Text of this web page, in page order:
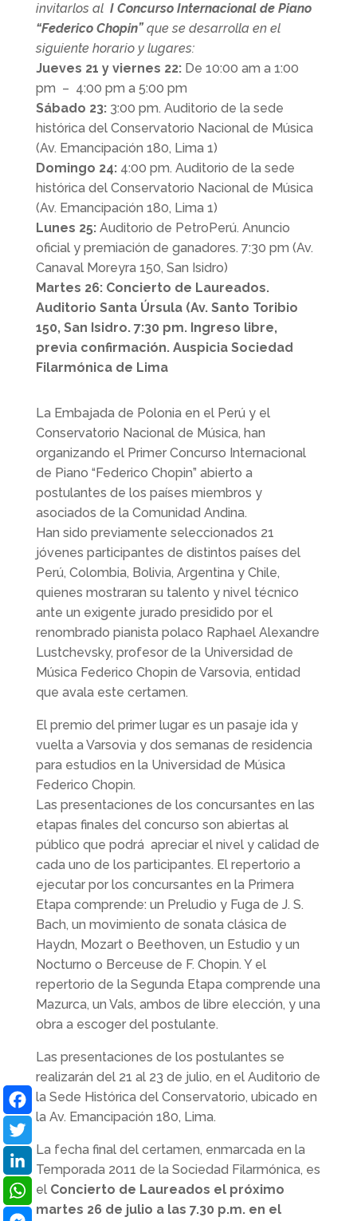
invitarlos al I Concurso Internacional de Piano
“Federico Chopin”que se desarrolla en el
siguiente horario y lugares:
Jueves 21 y viernes 22: De 10:00 am a 1:00
pm – 4:00 pm a 5:00 pm
Sábado 23:3:00 pm. Auditorio de la sede
histórica del Conservatorio Nacional de Música
(Av. Emancipación 180, Lima 1)
Domingo 24: 4:00 pm. Auditorio de la sede
histórica del Conservatorio Nacional de Música
(Av. Emancipación 180, Lima 1)
Lunes 25: Auditorio de PetroPerú. Anuncio
oficial y premiación de ganadores. 7:30 pm (Av.
Canaval Moreyra 150, San Isidro)
Martes 26:Concierto de Laureados.
Auditorio Santa Úrsula (Av. Santo Toribio
150, San Isidro. 7:30 pm. Ingreso libre,
previa confirmación. Auspicia Sociedad
Filarmónica de Lima
La Embajada de Polonia en el Perú y el
Conservatorio Nacional de Música, han
organizando el Primer Concurso Internacional
de Piano “Federico Chopin” abierto a
postulantes de los países miembros y
asociados de la Comunidad Andina.
Han sido previamente seleccionados 21
jóvenes participantes de distintos países del
Perú, Colombia, Bolivia, Argentina y Chile,
quienes mostraran su talento y nivel técnico
ante un exigente jurado presidido por el
renombrado pianista polaco Raphael Alexandre
Lustchevsky, profesor de la Universidad de
Música Federico Chopin de Varsovia, entidad
que avala este certamen.
El premio del primer lugar es un pasaje ida y
vuelta a Varsovia y dos semanas de residencia
para estudios en la Universidad de Música
Federico Chopin.
Las presentaciones de los concursantes en las
etapas finales del concurso son abiertas al
público que podrá apreciar el nivel y calidad de
cada uno de los participantes. El repertorio a
ejecutar por los concursantes en la Primera
Etapa comprende: un Preludio y Fuga de J. S.
Bach, un movimiento de sonata clásica de
Haydn, Mozart o Beethoven, un Estudio y un
Nocturno o Berceuse de F. Chopin. Y el
repertorio de la Segunda Etapa comprende una
Mazurca, un Vals, ambos de libre elección, y una
obra a escoger del postulante.
Las presentaciones de los postulantes se
realizarán del 21 al 23 de julio, en el Auditorio de
la Sede Histórica del Conservatorio, ubicado en
la Av. Emancipación 180, Lima.
La fecha final del certamen, enmarcada en la
Temporada 2011 de la Sociedad Filarmónica, es
el Concierto de Laureados el próximo
martes 26 de julio a las 7.30 p.m. en el
Facebook
Twitter
LinkedIn